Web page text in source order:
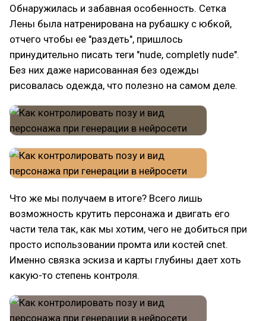
Обнаружилась и забавная особенность. Сетка
Лены была натренирована на рубашку с юбкой,
отчего чтобы ее "раздеть", пришлось
принудительно писать теги "nude, completly nude".
Без них даже нарисованная без одежды
рисовалась одежда, что полезно на самом деле.
Что же мы получаем в итоге? Всего лишь
возможность крутить персонажа и двигать его
части тела так, как мы хотим, чего не добиться при
просто использовании промта или костей cnet.
Именно связка эскиза и карты глубины дает хоть
какую-то степень контроля.